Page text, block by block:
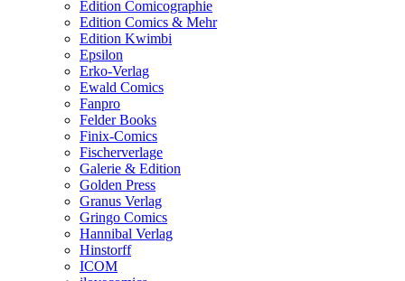
Edition Comicographie
Edition Comics & Mehr
Edition Kwimbi
Epsilon
Erko-Verlag
Ewald Comics
Fanpro
Felder Books
Finix-Comics
Fischerverlage
Galerie & Edition
Golden Press
Granus Verlag
Gringo Comics
Hannibal Verlag
Hinstorff
ICOM